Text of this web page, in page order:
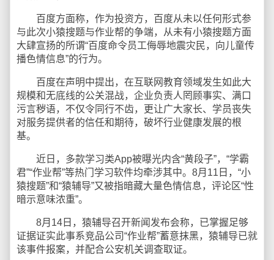
百度方面称，作为投资方，百度从未以任何形式参
与此次小猿搜题与作业帮的争端，从未有小猿搜题方面
大肆宣扬的所谓“百度命令员工侮辱地震灾民，向儿童传
播色情信息”的行为。
百度在声明中提出，在互联网教育领域发生如此大
规模和无底线的公关混战，企业负责人罔顾事实、满口
污言秽语，不仅令同行不齿，更让广大家长、学员丧失
对服务提供者的信任和期待，破坏行业健康发展的根
基。
近日，多款学习类App被曝光内含“黄段子”，“学霸
君”“作业帮”等热门学习软件均牵涉其中。8月11日，“小
猿搜题”和“猿辅导”又被指暗藏大量色情信息，评论区“性
暗示意味浓重”。
8月14日，猿辅导召开新闻发布会称，已掌握足够
证据证实此事系竞品公司“作业帮”蓄意抹黑，猿辅导已就
该事件报案，并配合公安机关调查取证。